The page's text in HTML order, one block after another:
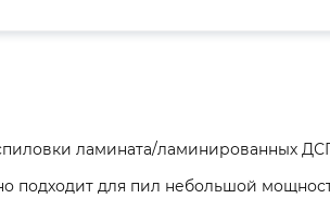
ламината/ламинированных
подходит для пил небольшой